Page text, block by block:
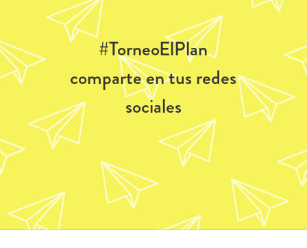
#TorneoElPlan
comparte en tus redes
sociales